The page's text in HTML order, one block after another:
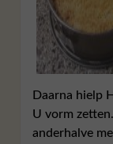
Daarna hielp
U vorm
anderhalve